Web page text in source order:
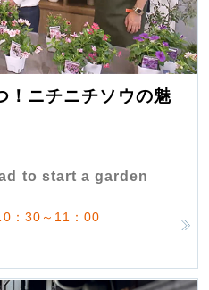
！ニチニチソウの魅
to start a garden
：30～11：00